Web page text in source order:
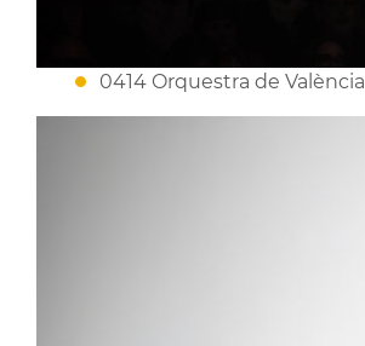
0414 Orquestra de València